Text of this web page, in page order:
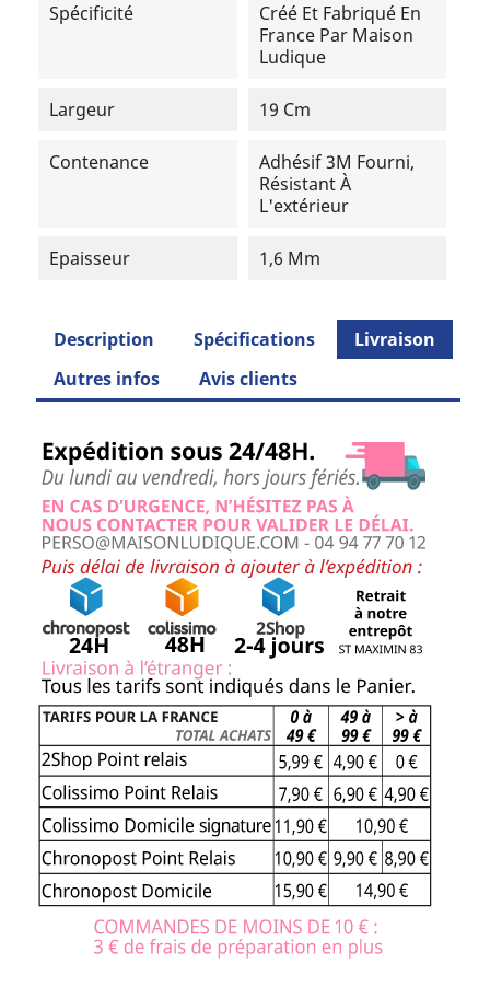
Spécificité
Créé Et Fabriqué En
France Par Maison
Ludique
Largeur 19 Cm
Contenance
Adhésif 3M Fourni,
Résistant À
L'extérieur
Epaisseur 1,6 Mm
Description Spécifications
Livraison
Autres infos
Avis clients